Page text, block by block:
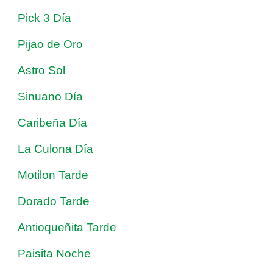
Pick 3 Día
Pijao de Oro
Astro Sol
Sinuano Día
Caribeña Día
La Culona Día
Motilon Tarde
Dorado Tarde
Antioqueñita Tarde
Paisita Noche